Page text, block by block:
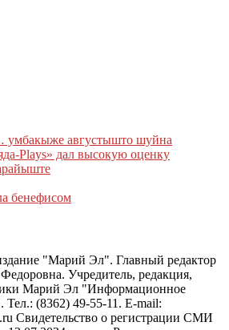
августышто шуйна
Plays» дал высокую оценку
бенефисом
"Марий Эл". Главный редактор
Учредитель, редакция,
Марий Эл "Информационное
(8362) 49-55-11. E-mail:
Свидетельство о регистрации СМИ